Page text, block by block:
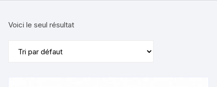
Voici le seul résultat